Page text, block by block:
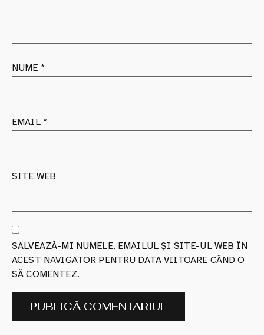
NUME *
EMAIL *
SITE WEB
SALVEAZĂ-MI NUMELE, EMAILUL ȘI SITE-UL WEB ÎN
ACEST NAVIGATOR PENTRU DATA VIITOARE CÂND O
SĂ COMENTEZ.